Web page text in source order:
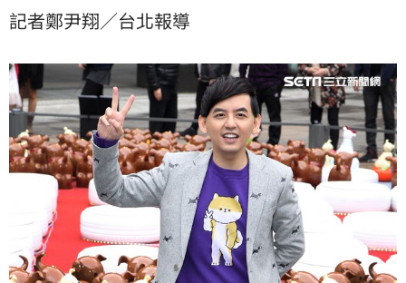
記者鄭尹翔／台北報導